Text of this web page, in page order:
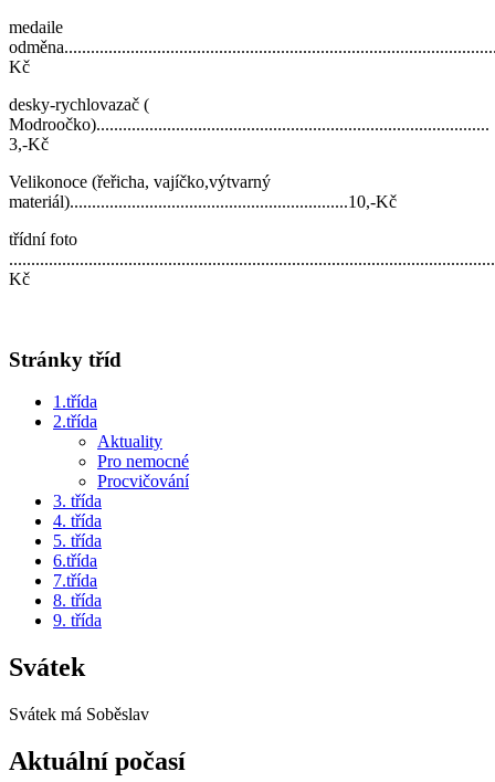
medaile
Kč
desky-rychlovazač (
Modroočko).........................................................................................
3,-Kč
Velikonoce (řeřicha, vajíčko,výtvarný
materiál)...............................................................10,-Kč
třídní foto
Kč
Stránky tříd
1.třída
2.třída
Aktuality
Pro nemocné
Procvičování
3. třída
4. třída
5. třída
6.třída
7.třída
8. třída
9. třída
Svátek
Svátek má Soběslav
Aktuální počasí